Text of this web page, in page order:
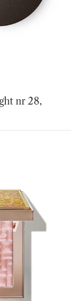
nr 28,